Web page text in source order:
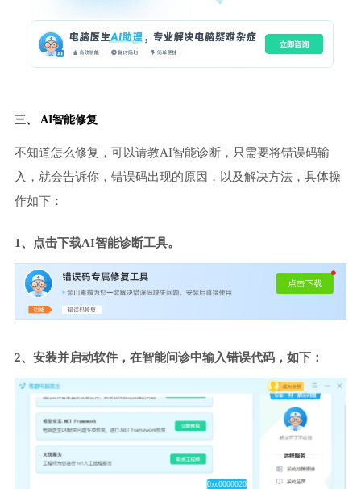
三、 AI智能修复
不知道怎么修复，可以请教AI智能诊断，只需要将错误码输
入，就会告诉你，错误码出现的原因，以及解决方法，具体操
作如下：
1、点击下载AI智能诊断工具。
2、安装并启动软件，在智能问诊中输入错误代码，如下：
0xc0000020